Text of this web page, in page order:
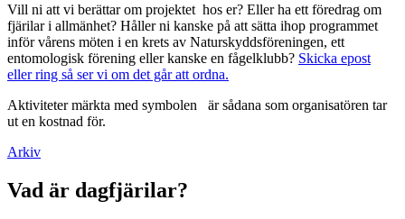
Vill ni att vi berättar om projektet hos er? Eller ha ett föredrag om
fjärilar i allmänhet? Håller ni kanske på att sätta ihop programmet
inför vårens möten i en krets av Naturskyddsföreningen, ett
entomologisk förening eller kanske en fågelklubb? Skicka epost
eller ring så ser vi om det går att ordna.
Aktiviteter märkta med symbolen
är sådana som organisatören tar
ut en kostnad för.
Arkiv
Vad är dagfjärilar?